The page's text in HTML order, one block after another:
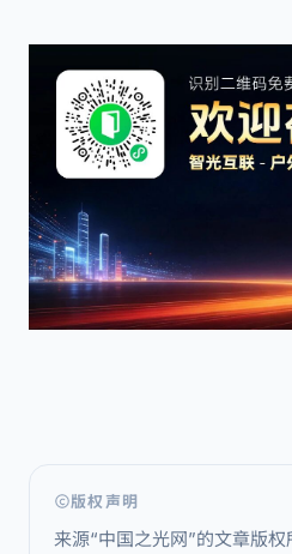
版权声明
来源“中国之光网”的文章版